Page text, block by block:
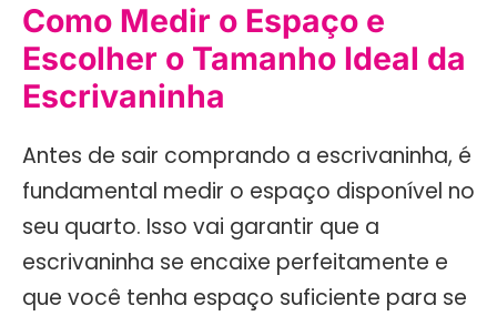
Como Medir o Espaço e
Escolher o Tamanho Ideal da
Escrivaninha
Antes de sair comprando a escrivaninha, é
fundamental medir o espaço disponível no
seu quarto. Isso vai garantir que a
escrivaninha se encaixe perfeitamente e
que você tenha espaço suficiente para se